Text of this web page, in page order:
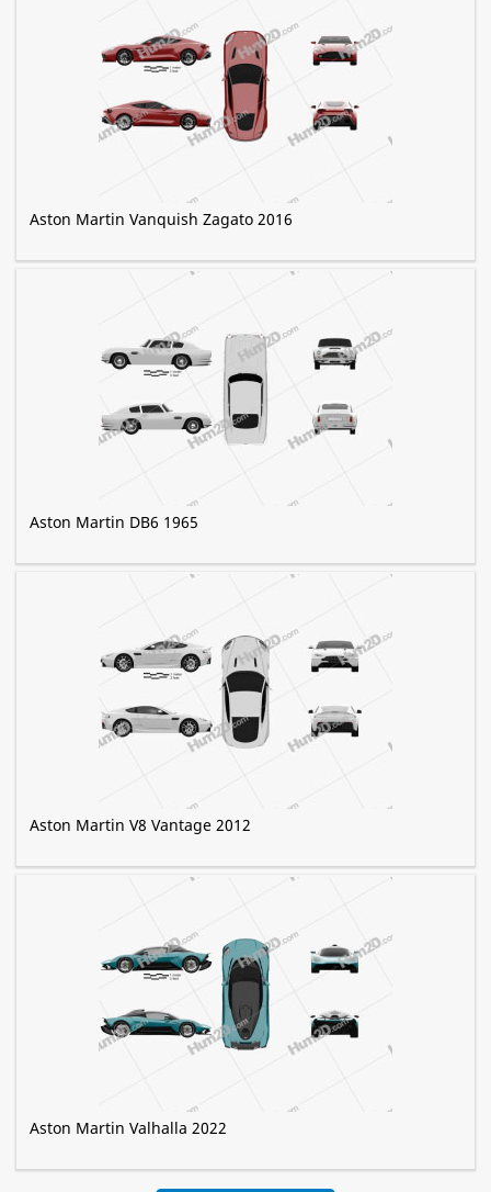
Aston Martin Vanquish Zagato 2016
Aston Martin DB6 1965
Aston Martin V8 Vantage 2012
Aston Martin Valhalla 2022